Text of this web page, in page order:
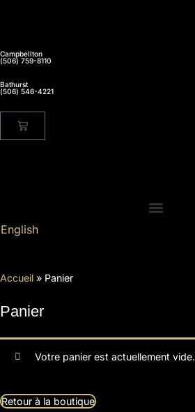
Campbellton
(506) 759-8110
Bathurst
(506) 546-4221
English
Accueil » Panier
Panier
Votre panier est actuellement vide.
Retour à la boutique